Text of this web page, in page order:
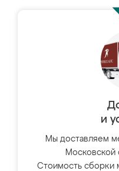
и
Мы доставляем
Московской
Стоимость сборки